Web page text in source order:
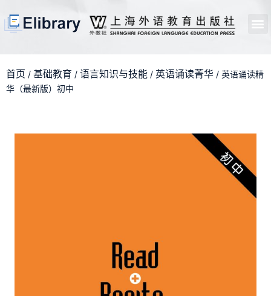
首页 / 基础教育 / 语言知识与技能 / 英语诵读菁华 / 英语诵读精
华（最新版）初中